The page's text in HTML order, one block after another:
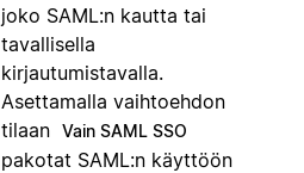
joko SAML:n kautta tai
tavallisella
kirjautumistavalla.
Asettamalla vaihtoehdon
tilaan Vain SAML SSO
pakotat SAML:n käyttöön